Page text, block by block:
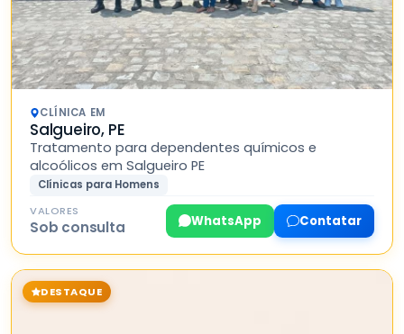
CLÍNICA EM
Salgueiro, PE
Tratamento para dependentes químicos e
alcoólicos em Salgueiro PE
Clínicas para Homens
VALORES
Sob consulta WhatsApp Contatar
DESTAQUE